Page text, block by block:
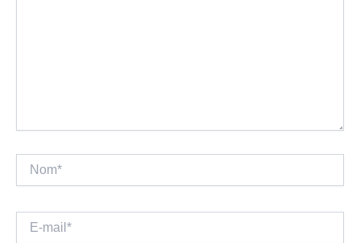
mail*